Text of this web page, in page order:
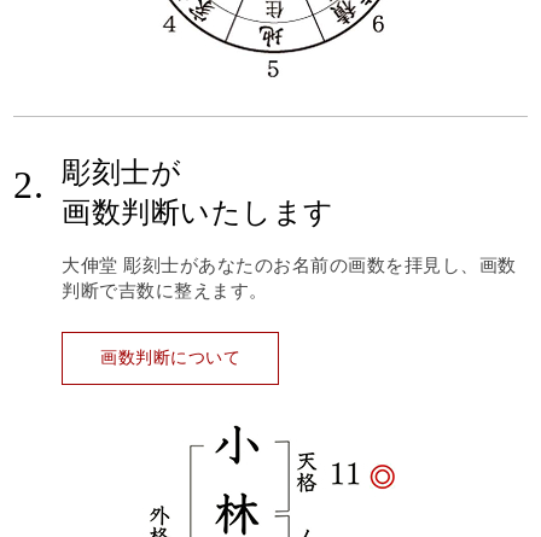
2.
彫刻士が
画数判断いたします
大伸堂 彫刻士があなたのお名前の画数を拝見し、画数
判断で吉数に整えます。
画数判断について